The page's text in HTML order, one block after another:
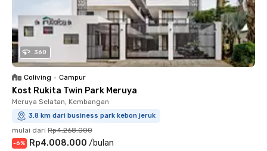
360
Coliving • Campur
Kost Rukita Twin Park Meruya
Meruya Selatan, Kembangan
3.8 km dari business park kebon jeruk
mulai dari Rp4.268.000
-6% Rp4.008.000 /bulan